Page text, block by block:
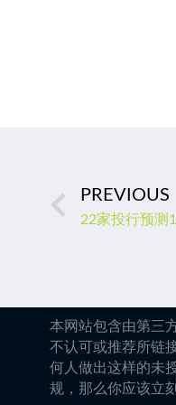
PREVIOUS
22家投行预测
本网站包含由第三
不认可或推荐所链
何人做出这样的未
规，那么你应该立